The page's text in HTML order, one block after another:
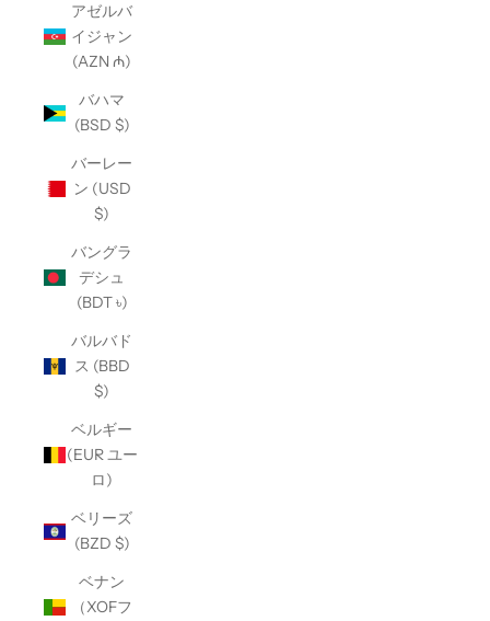
アゼルバ
イジャン
(AZN ₼)
バハマ
(BSD $)
バーレー
ン (USD
$)
バングラ
デシュ
(BDT ৳)
バルバド
ス (BBD
$)
ベルギー
(EUR ユー
ロ)
ベリーズ
(BZD $)
ベナン
（XOFフ